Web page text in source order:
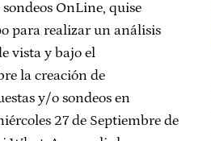
OnLine, quise
para realizar un análisis
vista y bajo el
la creación de
y/o sondeos en
27 de Septiembre de